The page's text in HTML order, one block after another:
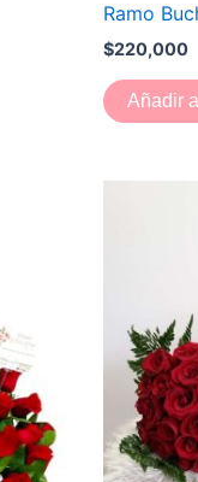
Ramo
$220,000
Añadir